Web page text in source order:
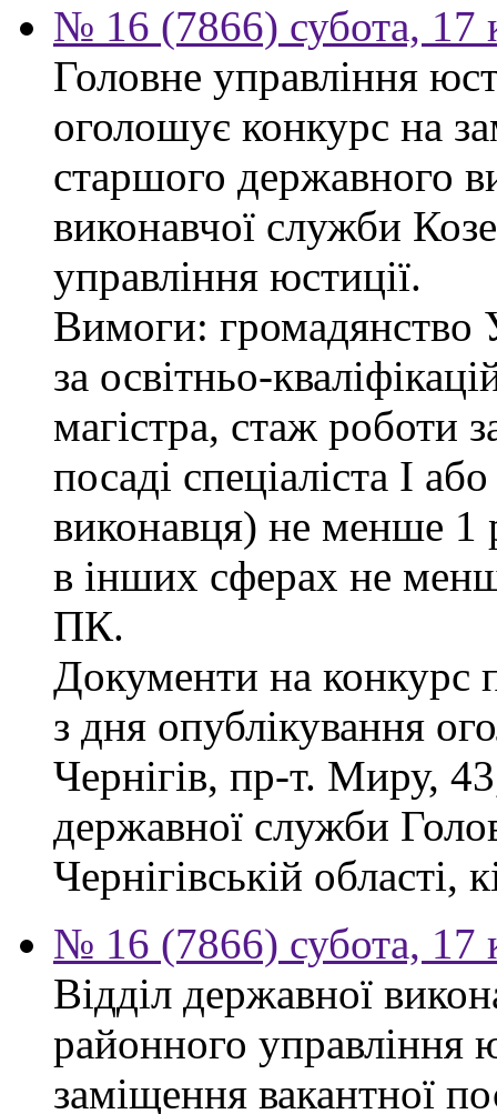
№ 16 (7866) субота, 17
Головне управління
оголошує конкурс на
старшого державного
виконавчої служби
управління юстиції.
Вимоги: громадянство
за освітньо-
магістра, стаж роботи
посаді спеціаліста І
виконавця) не менше 1
в інших сферах не
ПК.
Документи на конкурс
з дня опублікування
Чернігів, пр-т. Миру,
державної служби
Чернігівській
№ 16 (7866) субота, 17
Відділ державної
районного управління
заміщення вакантної